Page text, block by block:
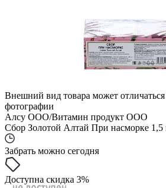
Внешний вид товара может
фотографии
Алсу ООО/Витамин продукт ООО
Сбор Золотой Алтай При насморке 1,5
Забрать можно сегодня
Доступна скидка 3%